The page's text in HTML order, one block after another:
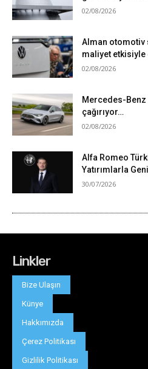
Linkler
Bize Ulaşın
Künye
Hakkımızda
Çerez Politikası
Gizlilik Politikası